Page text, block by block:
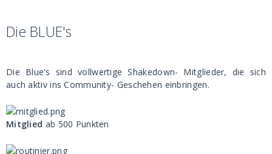
Die BLUE's
Die Blue's sind vollwertige Shakedown- Mitglieder, die sich
auch aktiv ins Community- Geschehen einbringen.
Mitglied ab 500 Punkten